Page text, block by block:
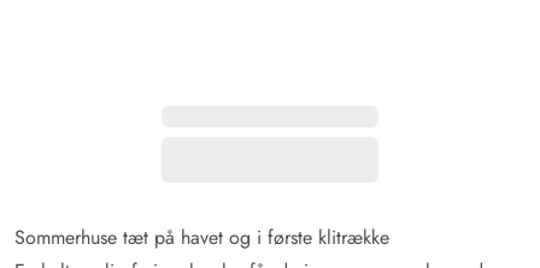
Sommerhuse tæt på havet og i første klitrække